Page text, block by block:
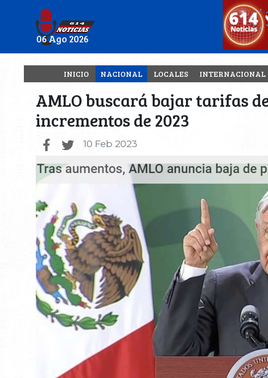
06 Ago 2026
INICIO NACIONAL LOCALES INTERNACIONAL
AMLO buscará bajar tarifas de
incrementos de 2023
10 Feb 2023